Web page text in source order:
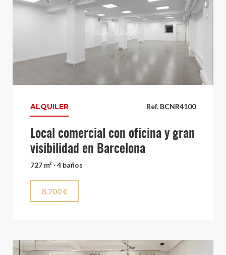
Ref. BCNR4100
ALQUILER
Local comercial con oficina y gran
visibilidad en Barcelona
727 m² · 4 baños
8.700 €